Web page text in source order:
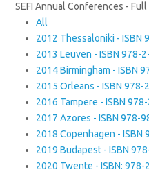
SEFI Annual Conferences -
All
2012 Thessaloniki - ISBN
2013 Leuven - ISBN 978-
2014 Birmingham - ISBN
2015 Orleans - ISBN
2016 Tampere - ISBN
2017 Azores - ISBN 978-
2018 Copenhagen -
2019 Budapest - ISBN
2020 Twente - ISBN: